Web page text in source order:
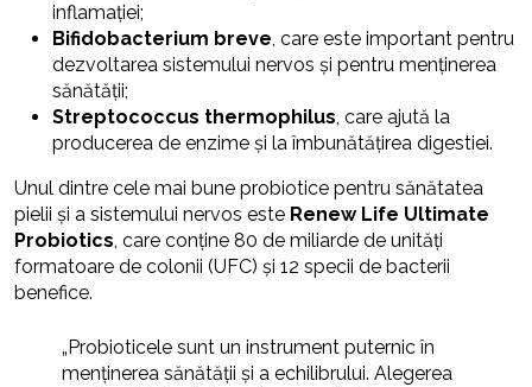
inflamației;
Bifidobacterium breve, care este important pentru
dezvoltarea sistemului nervos și pentru menținerea
sănătății;
Streptococcus thermophilus, care ajută la
producerea de enzime și la îmbunătățirea digestiei.
Unul dintre cele mai bune probiotice pentru sănătatea
pielii și a sistemului nervos este Renew Life Ultimate
Probiotics, care conține 80 de miliarde de unități
formatoare de colonii (UFC) și 12 specii de bacterii
benefice.
„Probioticele sunt un instrument puternic în
menținerea sănătății și a echilibrului. Alegerea